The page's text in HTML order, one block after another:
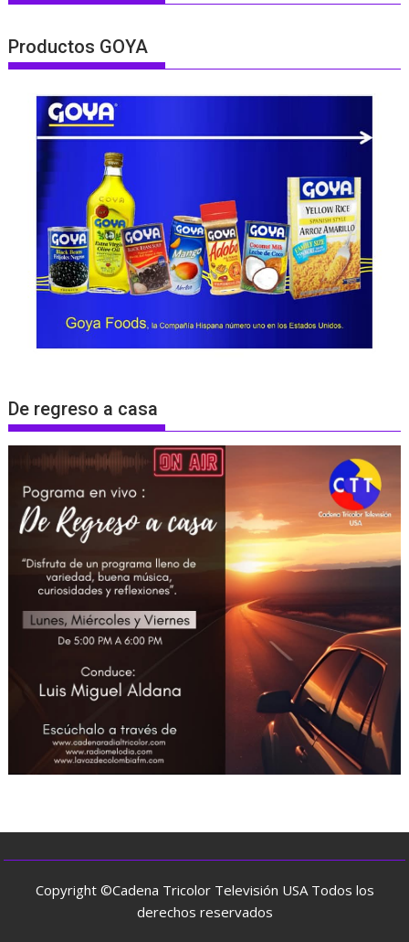
Productos GOYA
De regreso a casa
Copyright ©Cadena Tricolor Televisión USA Todos los
derechos reservados